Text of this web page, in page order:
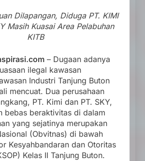
Dilapangan, Diduga PT. KIMI
Masih Kuasai Area Pelabuhan
KITB
– Dugaan adanya
ilegal kawasan
Industri Tanjung Buton
mencuat. Dua perusahaan
PT. Kimi dan PT. SKY,
bebas beraktivitas di dalam
yang sejatinya merupakan
(Obvitnas) di bawah
Kesyahbandaran dan Otoritas
Kelas II Tanjung Buton.